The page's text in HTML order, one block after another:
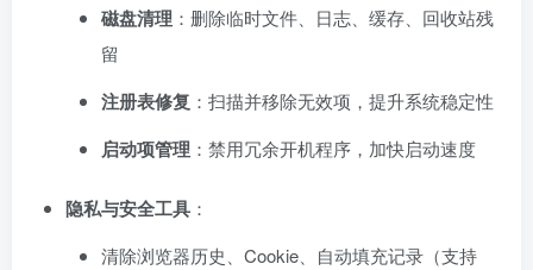
磁盘清理 ：删除临时文件、日志、缓存、回收站残
留
注册表修复 ：扫描并移除无效项，提升系统稳定性
启动项管理 ：禁用冗余开机程序，加快启动速度
隐私与安全工具 ：
清除浏览器历史、Cookie、自动填充记录（支持